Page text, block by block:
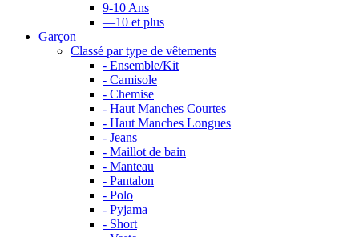
9-10 Ans
—10 et plus
Garçon
Classé par type de vêtements
- Ensemble/Kit
- Camisole
- Chemise
- Haut Manches Courtes
- Haut Manches Longues
- Jeans
- Maillot de bain
- Manteau
- Pantalon
- Polo
- Pyjama
- Short